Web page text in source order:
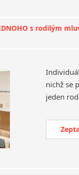
s rodilým
nichž se